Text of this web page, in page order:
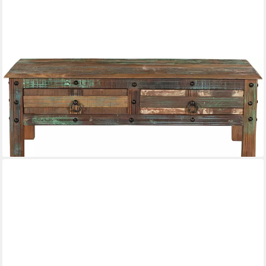
INTERIA HOME & LIVING
Couchtisch Tisch Couchtisch KALANKA recyceltes Holz Mango,
Akazie
115 x 40 x 55 cm B/H/T
473,91 € UVP557,00 €
-15%
lieferbar in 3 Wochen